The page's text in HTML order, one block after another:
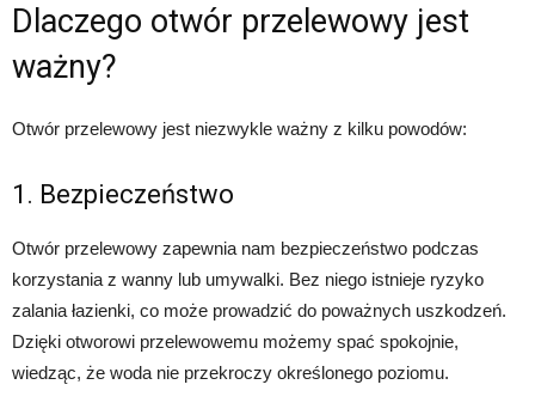
Dlaczego otwór przelewowy jest
ważny?
Otwór przelewowy jest niezwykle ważny z kilku powodów:
1. Bezpieczeństwo
Otwór przelewowy zapewnia nam bezpieczeństwo podczas
korzystania z wanny lub umywalki. Bez niego istnieje ryzyko
zalania łazienki, co może prowadzić do poważnych uszkodzeń.
Dzięki otworowi przelewowemu możemy spać spokojnie,
wiedząc, że woda nie przekroczy określonego poziomu.